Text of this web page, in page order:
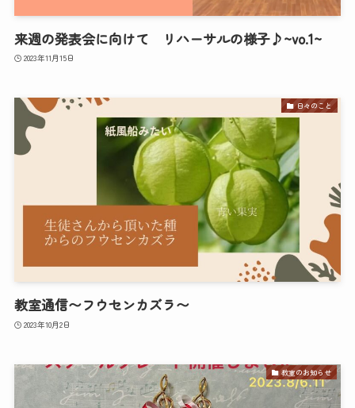
来週の発表会に向けて リハーサルの様子♪~vo.1~
2023年11月15日
日々のこと
教室通信〜フウセンカズラ〜
2023年10月2日
教室のお知らせ